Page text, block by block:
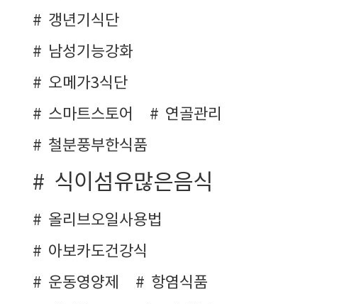
갱년기식단
남성기능강화
오메가3식단
스마트스토어
연골관리
철분풍부한식품
식이섬유많은음식
올리브오일사용법
아보카도건강식
운동영양제
항염식품